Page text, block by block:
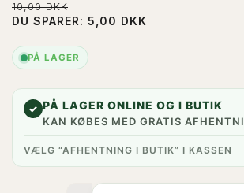
10,00 DKK
DU SPARER: 5,00 DKK
PÅ LAGER
✓ PÅ LAGER ONLINE OG I BUTIK
KAN KØBES MED GRATIS
VÆLG “AFHENTNING I BUTIK” I KASSEN